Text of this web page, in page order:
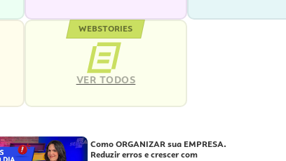
WEBSTORIES
VER TODOS
Como ORGANIZAR sua EMPRESA.
Reduzir erros e crescer com